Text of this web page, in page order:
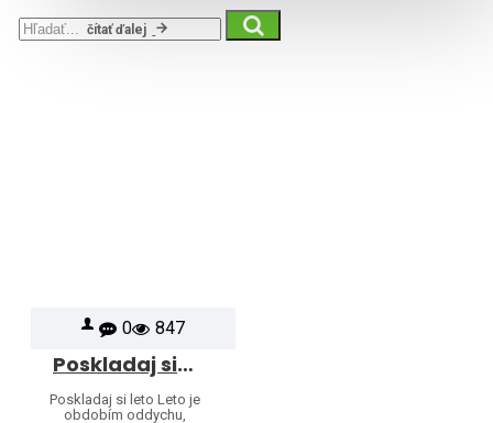
čítať ďalej
0 847
Poskladaj si leto – leto patrí puzzle
Poskladaj si leto Leto je
obdobím oddychu,